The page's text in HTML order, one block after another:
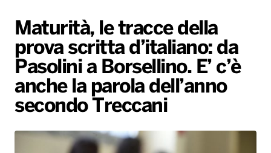
Hit Dance
Giochi&Concorsi
PALATOUR
Locali
Musica e Spettacolo
Sport
Radio Norba Consiglia
Leggerissime
Playlist
Generale
Novità
Notiziario
Interviste
Oroscopo
Speciale Astrabilia 2026
Gallery
Radio Norba News TV
Voce al Bari
Battiti Live 2026
Gallery
Maturità, le tracce della
prova scritta d’italiano: da
Pasolini a Borsellino. E’ c’è
anche la parola dell’anno
secondo Treccani